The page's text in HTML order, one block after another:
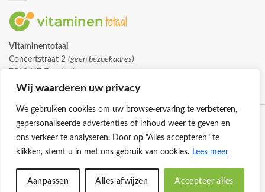
Wij waarderen uw privacy
We gebruiken cookies om uw browse-ervaring te verbeteren,
gepersonaliseerde advertenties of inhoud weer te geven en
ons verkeer te analyseren. Door op "Alles accepteren" te
klikken, stemt u in met ons gebruik van cookies. Lees meer
Aanpassen Alles afwijzen Accepteer alles
Vitaminentotaal
Concertstraat 2 (geen bezoekadres)
info@vitaminentotaal.nl